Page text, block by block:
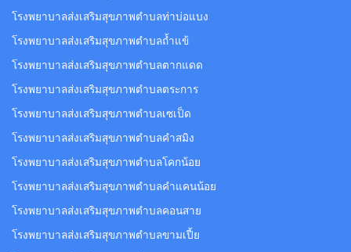
โรงพยาบาลส่งเสริมสุขภาพตำบลท่าบ่อแบง
โรงพยาบาลส่งเสริมสุขภาพตำบลถ้ำแข้
โรงพยาบาลส่งเสริมสุขภาพตำบลตากแดด
โรงพยาบาลส่งเสริมสุขภาพตำบลตระการ
โรงพยาบาลส่งเสริมสุขภาพตำบลเซเป็ด
โรงพยาบาลส่งเสริมสุขภาพตำบลคำสมิง
โรงพยาบาลส่งเสริมสุขภาพตำบลโคกน้อย
โรงพยาบาลส่งเสริมสุขภาพตำบลคำแคนน้อย
โรงพยาบาลส่งเสริมสุขภาพตำบลคอนสาย
โรงพยาบาลส่งเสริมสุขภาพตำบลขามเปี้ย